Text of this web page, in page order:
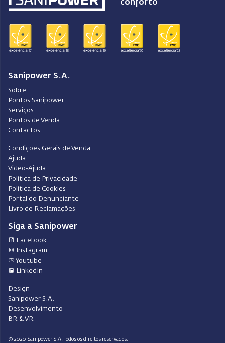
conforto
Sanipower S.A.
Sobre
Pontos Sanipower
Serviços
Pontos de Venda
Contactos
Condições Gerais de Venda
Ajuda
Video-Ajuda
Política de Privacidade
Política de Cookies
Portal do Denunciante
Livro de Reclamações
Siga a Sanipower
Facebook
Instagram
Youtube
LinkedIn
Design
Sanipower S.A.
Desenvolvimento
BR & VR
© 2020 Sanipower S.A. Todos os direitos reservados.